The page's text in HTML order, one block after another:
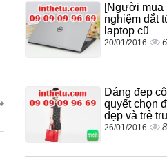
[Người mua
nghiệm dắt
laptop cũ
20/01/2016
Dáng đẹp
quyết chọn
đẹp và trẻ
26/01/2016